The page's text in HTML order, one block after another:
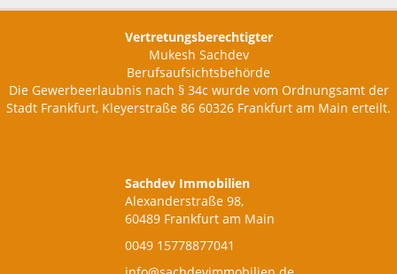
Vertretungsberechtigter
Mukesh Sachdev
Berufsaufsichtsbehörde
Die Gewerbeerlaubnis nach § 34c wurde vom Ordnungsamt der
Stadt Frankfurt, Kleyerstraße 86 60326 Frankfurt am Main erteilt.
Sachdev Immobilien
Alexanderstraße 98,
60489 Frankfurt am Main
0049 15778877041